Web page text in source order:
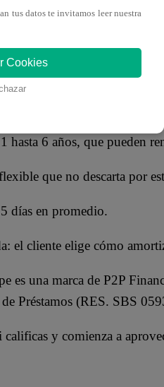
15 mil hasta S/ 2 millones.
hasta 6 años, que pueden
que no descarta por
días en promedio.
el cliente elige cómo
es una marca de P2P
Préstamos (RES. SBS
calificas y comienza a
tus datos te invitamos leer nuestra
Cookies